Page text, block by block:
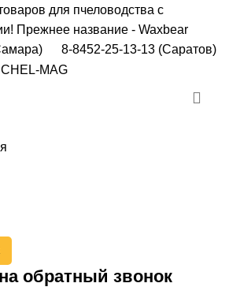
для пчеловодства с
Прежнее название - Waxbear
8-8452-25-13-13 (Саратов)
обратный звонок